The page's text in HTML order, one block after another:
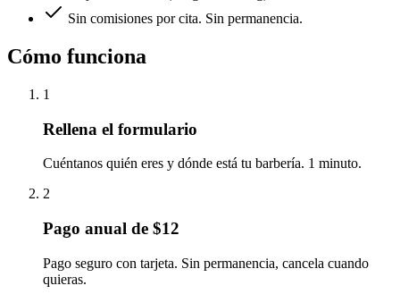
Sin comisiones por cita. Sin permanencia.
Cómo funciona
1
Rellena el formulario
Cuéntanos quién eres y dónde está tu barbería. 1 minuto.
2
Pago anual de $12
Pago seguro con tarjeta. Sin permanencia, cancela cuando
quieras.